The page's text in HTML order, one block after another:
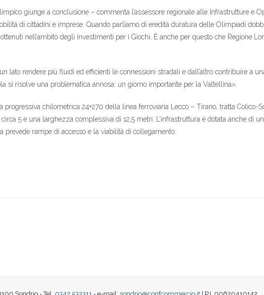
giunge a conclusione – commenta l’assessore regionale alle Infrastrutture e
di cittadini e imprese. Quando parliamo di eredità duratura delle Olimpiadi
nell’ambito degli investimenti per i Giochi. È anche per questo che Regione
lato rendere più fluidi ed efficienti le connessioni stradali e dall’altro contribuire a
si risolve una problematica annosa: un giorno importante per la Valtellina».
progressiva chilometrica 24+270 della linea ferroviaria Lecco – Tirano, tratta Colico-
5 e una larghezza complessiva di 12,5 metri. L’infrastruttura è dotata anche di
prevede rampe di accesso e la viabilità di collegamento.